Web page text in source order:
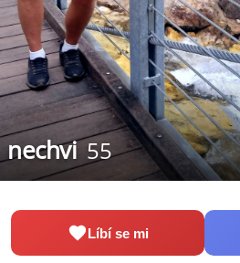
nechvi 55
Líbí se mi